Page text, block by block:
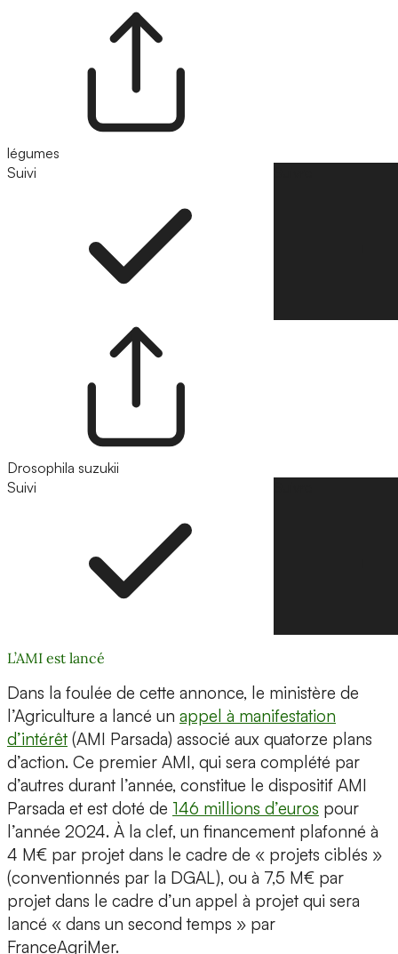
légumes
Suivi
Drosophila suzukii
Suivi
L’AMI est lancé
Dans la foulée de cette annonce, le ministère de
l’Agriculture a lancé un appel à manifestation
d’intérêt (AMI Parsada) associé aux quatorze plans
d’action. Ce premier AMI, qui sera complété par
d’autres durant l’année, constitue le dispositif AMI
Parsada et est doté de 146 millions d’euros pour
l’année 2024. À la clef, un financement plafonné à
4 M€ par projet dans le cadre de « projets ciblés »
(conventionnés par la DGAL), ou à 7,5 M€ par
projet dans le cadre d’un appel à projet qui sera
lancé « dans un second temps » par
FranceAgriMer.